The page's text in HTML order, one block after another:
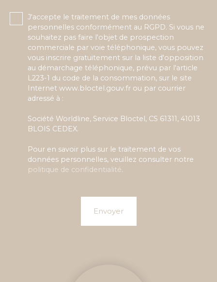
J'accepte le traitement de mes données
personnelles conformément au RGPD. Si vous ne
souhaitez pas faire l'objet de prospection
commerciale par voie téléphonique, vous pouvez
vous inscrire gratuitement sur la liste d'opposition
au démarchage téléphonique, prévu par l'article
L223-1 du code de la consommation, sur le site
Internet www.bloctel.gouv.fr ou par courrier
adressé à :
Société Worldline, Service Bloctel, CS 61311, 41013
BLOIS CEDEX.
Pour en savoir plus sur le traitement de vos
données personnelles, veuillez consulter notre
politique de confidentialité.
Envoyer